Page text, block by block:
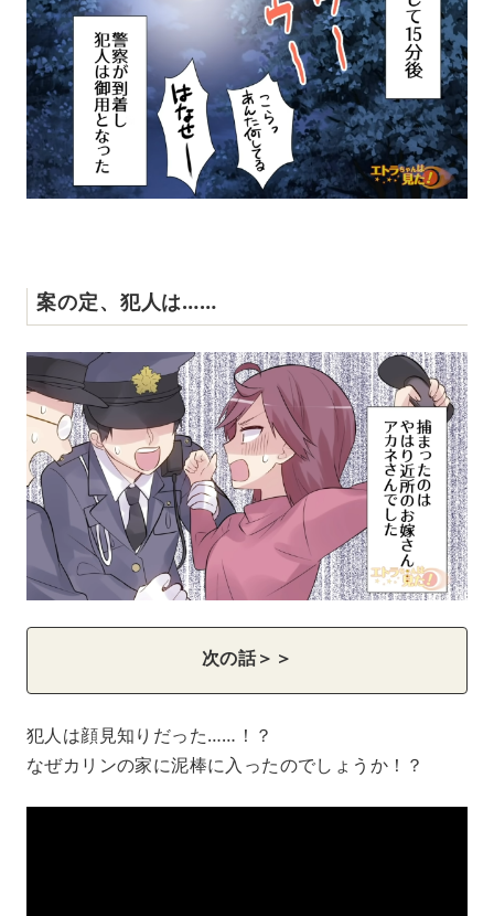
案の定、犯人は……
次の話＞＞
犯人は顔見知りだった……！？
なぜカリンの家に泥棒に入ったのでしょうか！？